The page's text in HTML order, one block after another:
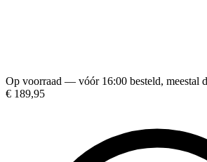
Op voorraad — vóór 16:00 besteld, meestal
€ 189,95